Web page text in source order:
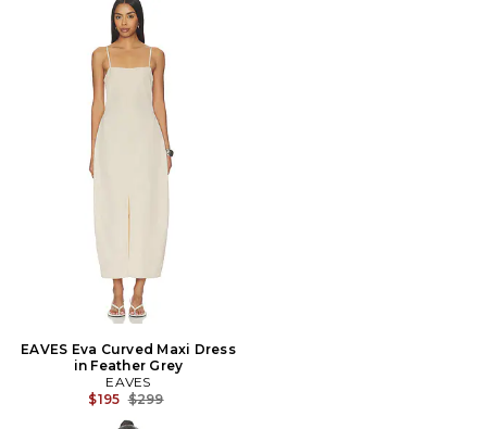
EAVES Eva Curved Maxi Dress
in Feather Grey
EAVES
$195 Prix Avant Réduction:
$299